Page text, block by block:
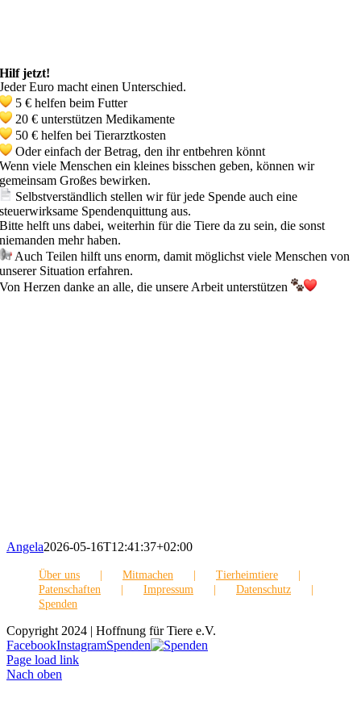
Hilf jetzt!
Jeder Euro macht einen Unterschied.
5 € helfen beim Futter
20 € unterstützen Medikamente
50 € helfen bei Tierarztkosten
Oder einfach der Betrag, den ihr entbehren könnt
Wenn viele Menschen ein kleines bisschen geben, können wir
gemeinsam Großes bewirken.
Selbstverständlich stellen wir für jede Spende auch eine
steuerwirksame Spendenquittung aus.
Bitte helft uns dabei, weiterhin für die Tiere da zu sein, die sonst
niemanden mehr haben.
Auch Teilen hilft uns enorm, damit möglichst viele Menschen von
unserer Situation erfahren.
Von Herzen danke an alle, die unsere Arbeit unterstützen
Angela2026-05-16T12:41:37+02:00
Über uns Mitmachen
Tierheimtiere
Patenschaften
Impressum
Datenschutz
Spenden
Copyright 2024 | Hoffnung für Tiere e.V.
FacebookInstagramSpenden
Page load link
Nach oben